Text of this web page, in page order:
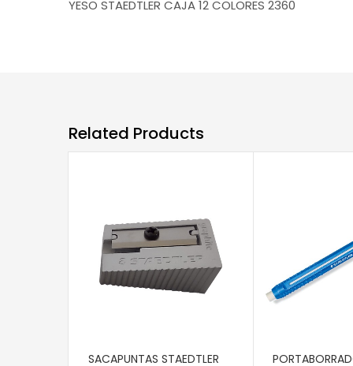
YESO STAEDTLER CAJA 12 COLORES 2360
Related Products
SACAPUNTAS STAEDTLER